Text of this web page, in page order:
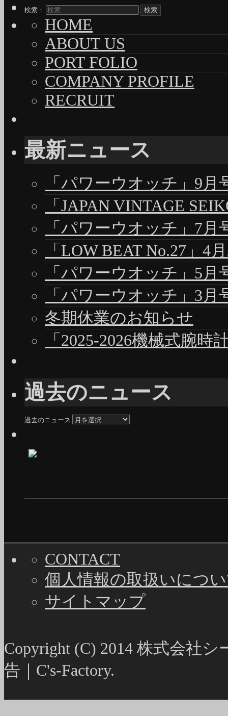
検索：
HOME
ABOUT US
PORT FOLIO
COMPANY PROFILE
RECRUIT
最新ニュース
「パワーウオッチ」9月
「JAPAN VINTAGE
「パワーウオッチ」7月
「LOW BEAT No.27」4
「パワーウオッチ」5月
「パワーウオッチ」3月
冬期休業のお知らせ
「2025-2026機械式腕時
過去のニュース
過去のニュース
CONTACT
個人情報の取扱いにつ
サイトマップ
Copyright (C) 2014 株式会社
告｜C's-Factory.